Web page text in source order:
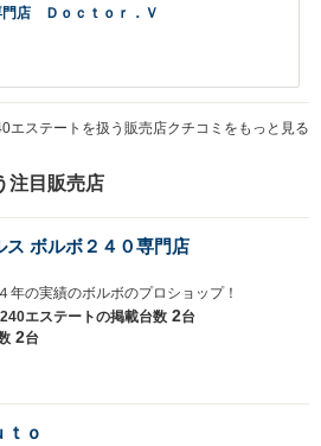
門店 Ｄｏｃｔｏｒ．Ｖ
エステートを扱う販売店クチコミをもっと見る
注目販売店
ス ボルボ２４０専門店
年の実績のボルボのプロショップ！
エステートの掲載台数 2台
2台
ｏ